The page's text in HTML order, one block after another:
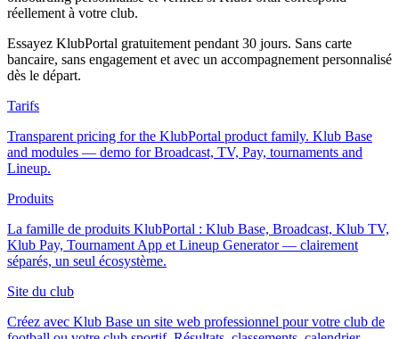
réellement à votre club.
Essayez KlubPortal gratuitement pendant 30 jours. Sans carte
bancaire, sans engagement et avec un accompagnement personnalisé
dès le départ.
Tarifs
Transparent pricing for the KlubPortal product family. Klub Base
and modules — demo for Broadcast, TV, Pay, tournaments and
Lineup.
Produits
La famille de produits KlubPortal : Klub Base, Broadcast, Klub TV,
Klub Pay, Tournament App et Lineup Generator — clairement
séparés, un seul écosystème.
Site du club
Créez avec Klub Base un site web professionnel pour votre club de